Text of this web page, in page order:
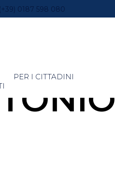
(+39) 0187 598 080
PER I CITTADINI